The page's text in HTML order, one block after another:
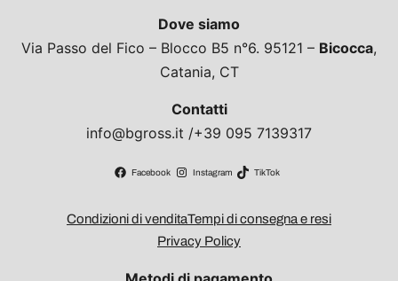
Dove siamo
Via Passo del Fico – Blocco B5 n°6. 95121 – Bicocca,
Catania, CT
Contatti
info@bgross.it /+39 095 7139317
Facebook Instagram TikTok
Condizioni di venditaTempi di consegna e resi
Privacy Policy